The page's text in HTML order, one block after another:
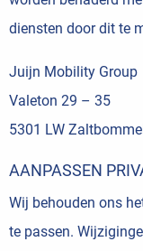
diensten door dit te
Juijn Mobility Group
Valeton 29 – 35
5301 LW
AANPASSEN
Wij behouden ons
te passen.